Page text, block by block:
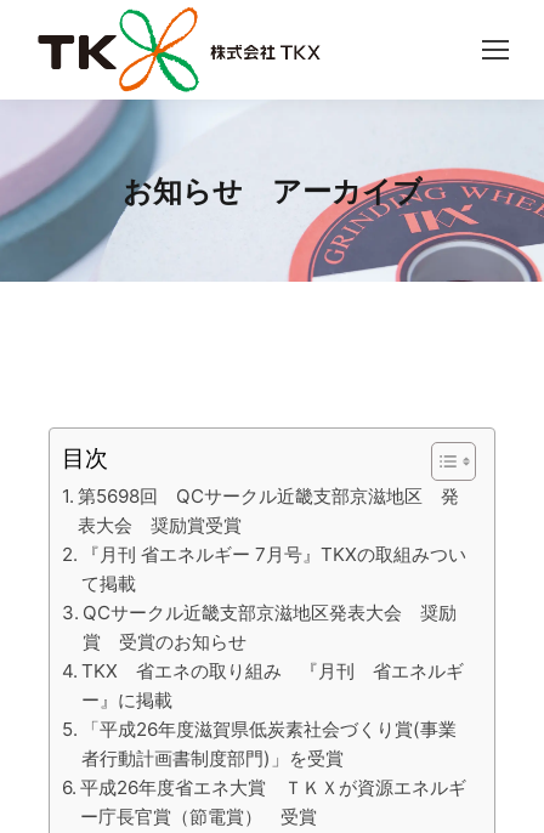
お知らせ アーカイブ
目次
第5698回 QCサークル近畿支部京滋地区 発
表大会 奨励賞受賞
『月刊 省エネルギー 7月号』TKXの取組みつい
て掲載
QCサークル近畿支部京滋地区発表大会 奨励
賞 受賞のお知らせ
TKX 省エネの取り組み 『月刊 省エネルギ
ー』に掲載
「平成26年度滋賀県低炭素社会づくり賞(事業
者行動計画書制度部門)」を受賞
平成26年度省エネ大賞 ＴＫＸが資源エネルギ
ー庁長官賞（節電賞） 受賞